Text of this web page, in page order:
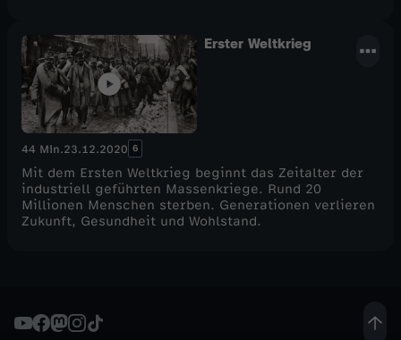
Erster Weltkrieg
44 Min.23.12.2020 6
Mit dem Ersten Weltkrieg beginnt das Zeitalter der
industriell geführten Massenkriege. Rund 20
Millionen Menschen sterben. Generationen verlieren
Zukunft, Gesundheit und Wohlstand.